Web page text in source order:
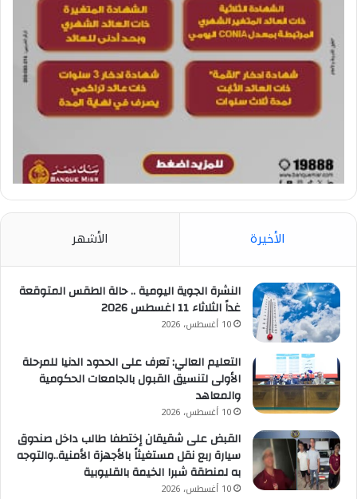
الأخيرة الأشهر
النشرة الجوية اليومية .. حالة الطقس المتوقعة
غداً الثلاثاء 11 اغسطس 2026
10 أغسطس، 2026
التعليم العالي: تعرف على الحدود الدنيا للمرحلة
الأولى لتنسيق القبول بالجامعات الحكومية
والمعاهد
10 أغسطس، 2026
القبض على شقيقان إختطفا طالب داخل صندوق
سيارة ربع نقل مستغيثاً بالأجهزة الأمنية..والتوجه
به لمنطقة شبرا الخيمة بالقليوبية
10 أغسطس، 2026